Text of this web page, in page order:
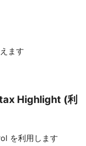
ます
Highlight (利
を利用します